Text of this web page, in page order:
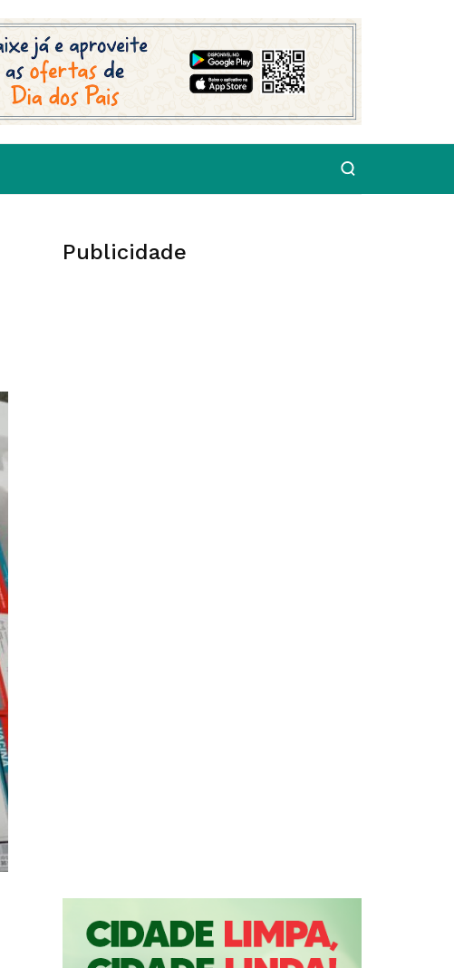
Publicidade